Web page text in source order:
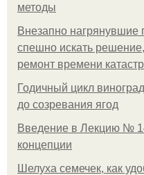
методы
Внезапно нагрянувшие
спешно искать
ремонт времени
Годичный цикл
до созревания ягод
Введение в Лекцию №
концепции
Шелуха семечек, как